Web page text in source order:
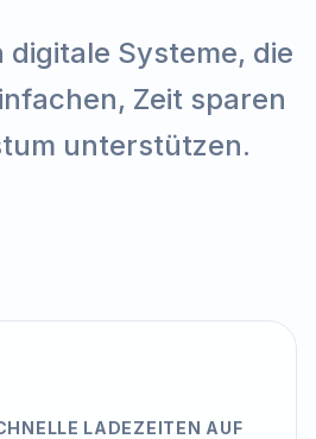
Systeme, die
Zeit sparen
unterstützen.
LADEZEITEN AUF